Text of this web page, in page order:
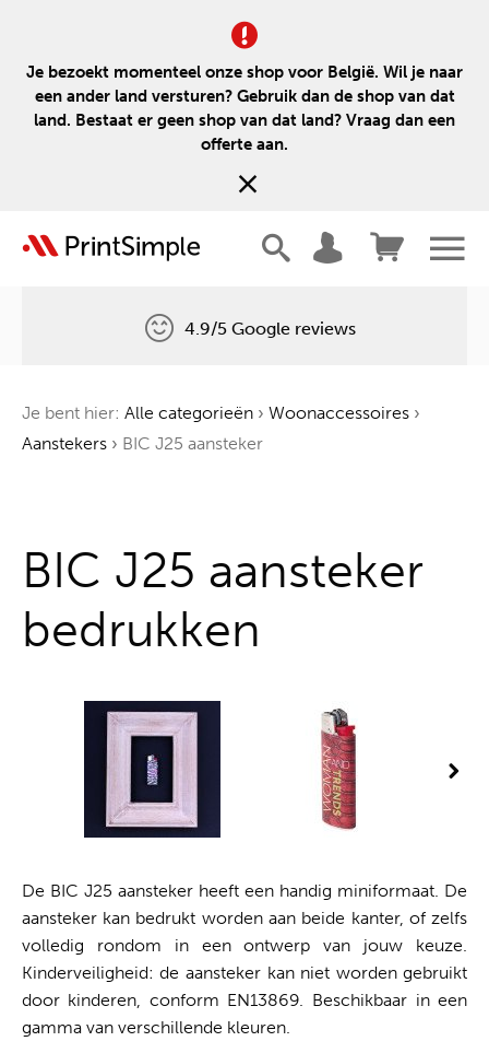
Je bezoekt momenteel onze shop voor België. Wil je naar
een ander land versturen? Gebruik dan de shop van dat
land. Bestaat er geen shop van dat land? Vraag dan een
offerte aan.
Één boom voor elke bestelling
4.9/5 Google reviews
Je bent hier: Alle categorieën › Woonaccessoires ›
Aanstekers › BIC J25 aansteker
BIC J25 aansteker
bedrukken
De BIC J25 aansteker heeft een handig miniformaat. De
aansteker kan bedrukt worden aan beide kanter, of zelfs
volledig rondom in een ontwerp van jouw keuze.
Kinderveiligheid: de aansteker kan niet worden gebruikt
door kinderen, conform EN13869. Beschikbaar in een
gamma van verschillende kleuren.